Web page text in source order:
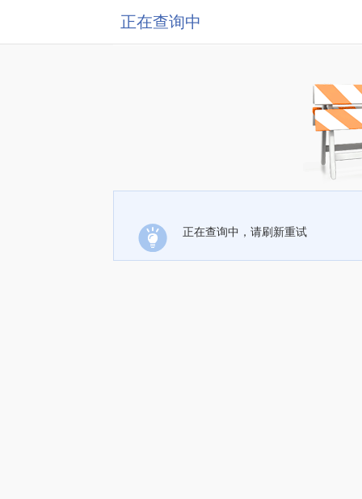
正在查询中
正在查询中，请刷新重试